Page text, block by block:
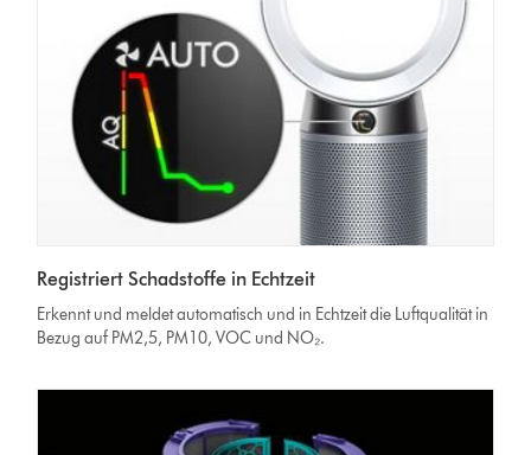
Registriert Schadstoffe in Echtzeit
Erkennt und meldet automatisch und in Echtzeit die Luftqualität in
Bezug auf PM2,5, PM10, VOC und NO₂.